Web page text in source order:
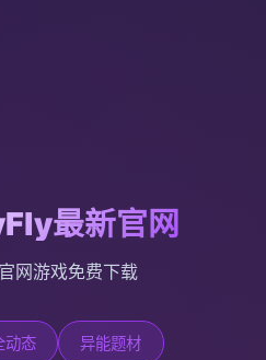
最新官网
网游戏免费下载
动态 异能题材